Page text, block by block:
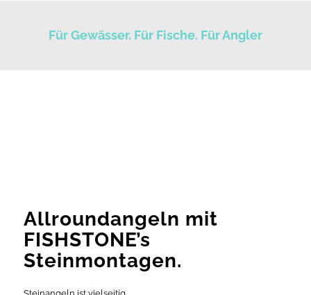
Für Gewässer. Für Fische. Für Angler
Allroundangeln mit
FISHSTONE’s
Steinmontagen.